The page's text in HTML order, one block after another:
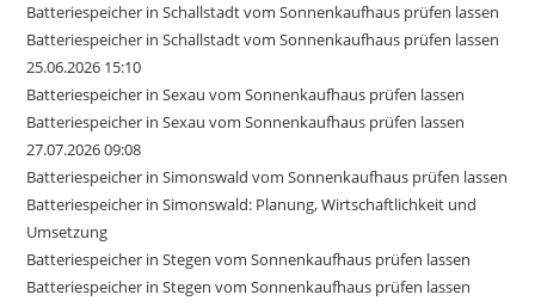
Batteriespeicher in Schallstadt vom Sonnenkaufhaus prüfen lassen
Batteriespeicher in Schallstadt vom Sonnenkaufhaus prüfen lassen
25.06.2026 15:10
Batteriespeicher in Sexau vom Sonnenkaufhaus prüfen lassen
Batteriespeicher in Sexau vom Sonnenkaufhaus prüfen lassen
27.07.2026 09:08
Batteriespeicher in Simonswald vom Sonnenkaufhaus prüfen lassen
Batteriespeicher in Simonswald: Planung, Wirtschaftlichkeit und
Umsetzung
Batteriespeicher in Stegen vom Sonnenkaufhaus prüfen lassen
Batteriespeicher in Stegen vom Sonnenkaufhaus prüfen lassen